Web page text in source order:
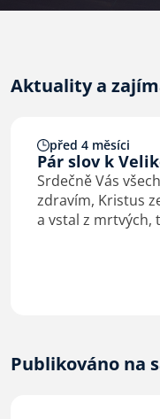
Aktuality a
před 4 měsíci
Pár slov k
Srdečně Vás
zdravím, Kristus zemřel
a vstal z mrtvých,
Publikováno na